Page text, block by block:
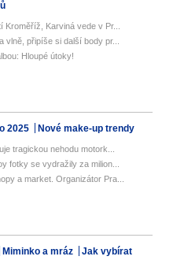
Karviná vede v Pr...
připíše si další body pr...
Hloupé útoky!
2025 Nové make-up trendy
tragickou nehodu motork...
fotky se vydražily za milion...
a market. Organizátor Pra...
Miminko a mráz
Jak vybírat